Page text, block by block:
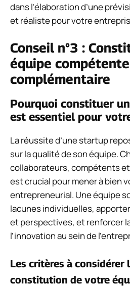
dans l’élaboration d’une
et réaliste pour votre
Conseil n°3 :
équipe
complémentaire
Pourquoi constituer
est essentiel pour
La réussite d’une startup
sur la qualité de son équipe.
collaborateurs, compétents
est crucial pour mener à bien
entrepreneurial. Une équipe
lacunes individuelles,
et perspectives, et renforcer
l’innovation au sein de
Les critères à considérer
constitution de votre